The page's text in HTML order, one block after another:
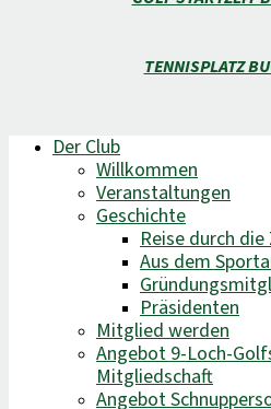
TENNISPLATZ
Der Club
Willkommen
Veranstaltungen
Geschichte
Reise durch
Aus dem
Präsidenten
Mitglied werden
Angebot 9-Loch-
Mitgliedschaft
Angebot